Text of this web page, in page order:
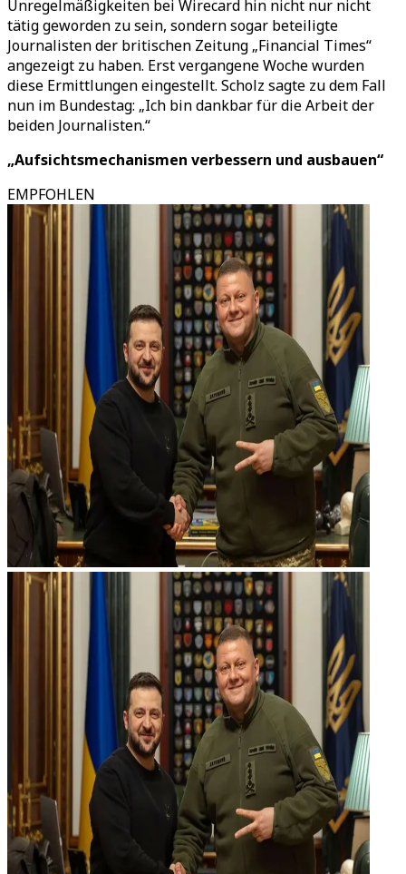
Unregelmäßigkeiten bei Wirecard hin nicht nur nicht
tätig geworden zu sein, sondern sogar beteiligte
Journalisten der britischen Zeitung „Financial Times“
angezeigt zu haben. Erst vergangene Woche wurden
diese Ermittlungen eingestellt. Scholz sagte zu dem Fall
nun im Bundestag: „Ich bin dankbar für die Arbeit der
beiden Journalisten.“
„Aufsichtsmechanismen verbessern und ausbauen“
EMPFOHLEN